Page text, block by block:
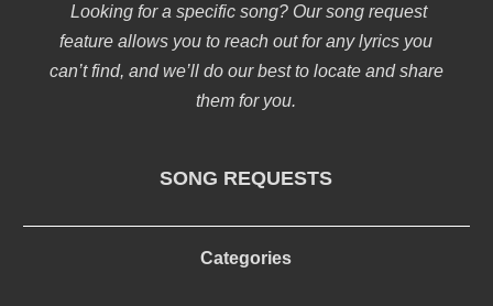
Looking for a specific song? Our song request
feature allows you to reach out for any lyrics you
can’t find, and we’ll do our best to locate and share
them for you.
SONG REQUESTS
Categories